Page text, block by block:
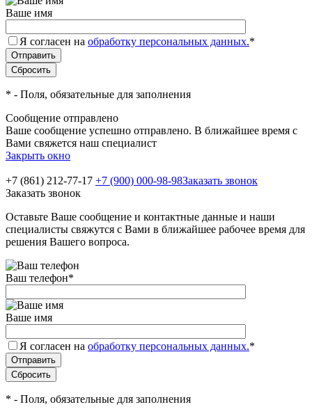
Ваше имя
Я согласен на обработку персональных данных.*
* - Поля, обязательные для заполнения
Сообщение отправлено
Ваше сообщение успешно отправлено. В ближайшее время с
Вами свяжется наш специалист
Закрыть окно
+7 (861) 212-77-17 +7 (900) 000-98-98Заказать звонок
Заказать звонок
Оставьте Ваше сообщение и контактные данные и наши
специалисты свяжутся с Вами в ближайшее рабочее время для
решения Вашего вопроса.
Ваш телефон*
Ваше имя
Я согласен на обработку персональных данных.*
* - Поля, обязательные для заполнения